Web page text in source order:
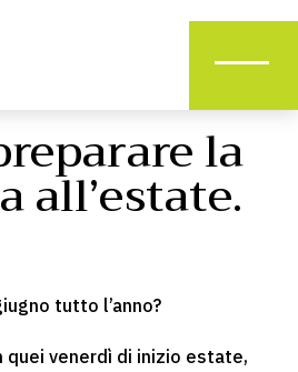
la
all’estate.
tutto l’anno?
quei venerdì di inizio estate,